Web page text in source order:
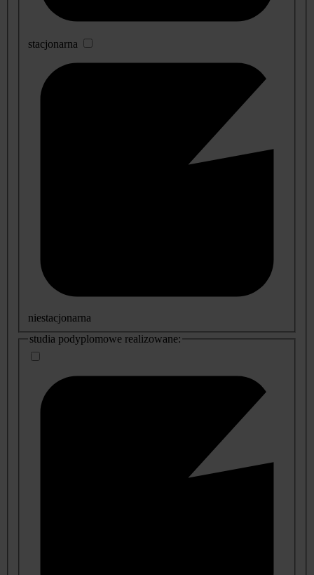
stacjonarna
niestacjonarna
studia podyplomowe realizowane: